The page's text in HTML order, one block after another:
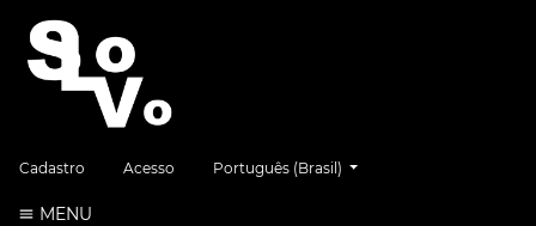
Cadastro Acesso Português (Brasil)
MENU